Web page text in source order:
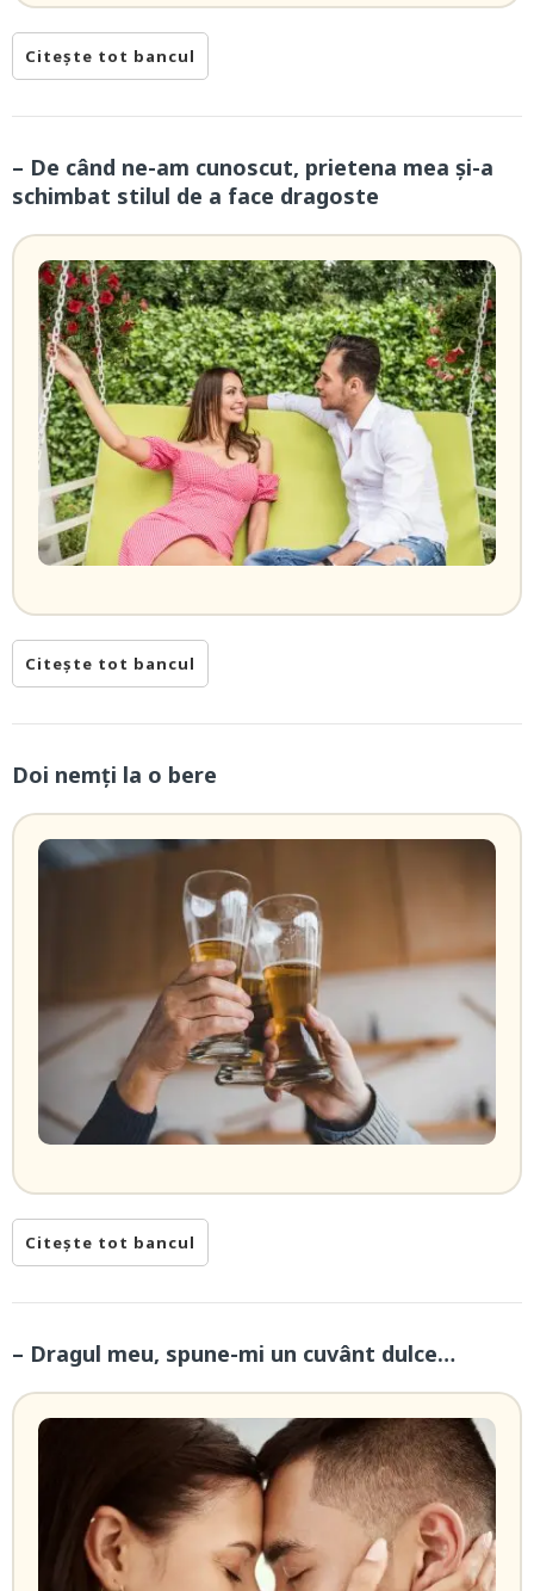
Citește tot bancul
– De când ne-am cunoscut, prietena mea şi-a
schimbat stilul de a face dragoste
Citește tot bancul
Doi nemți la o bere
Citește tot bancul
– Dragul meu, spune-mi un cuvânt dulce…